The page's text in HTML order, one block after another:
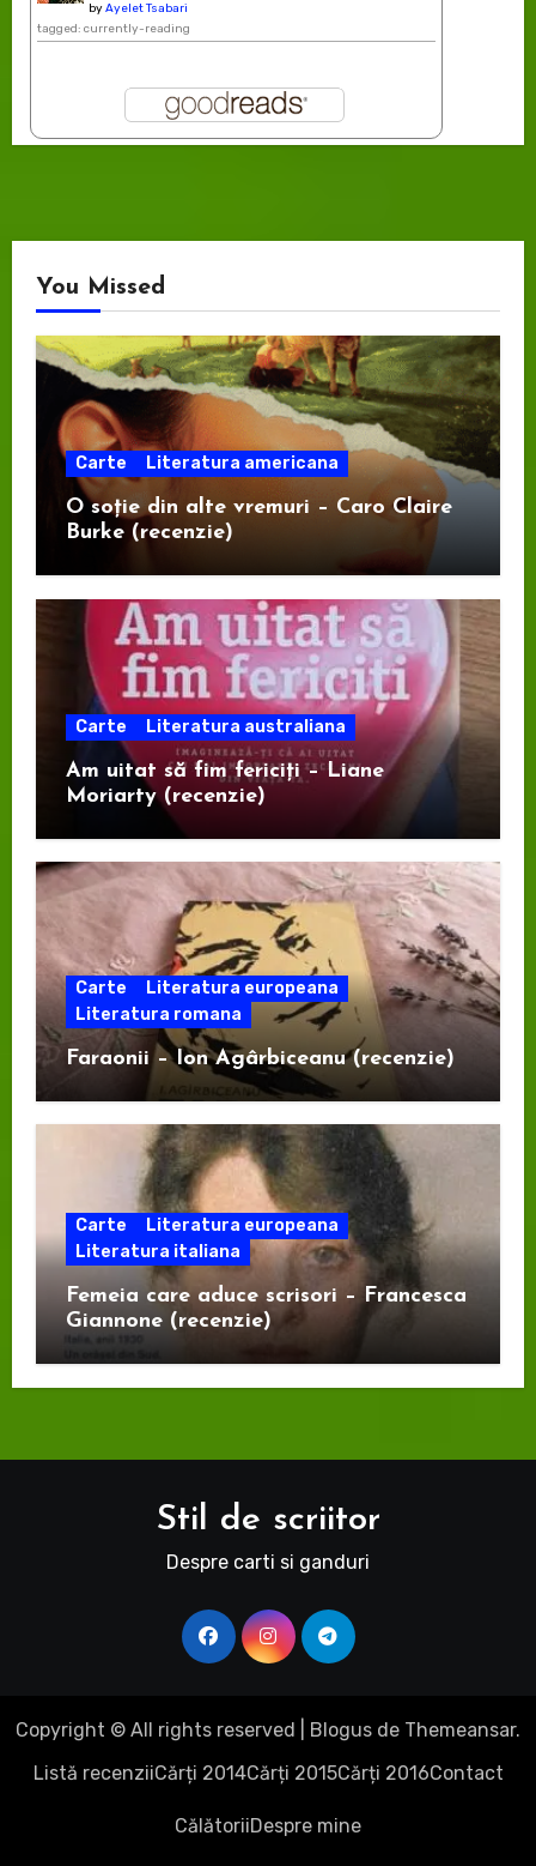
byAyelet Tsabari
tagged: currently-reading
You Missed
Carte Literatura americana
O soție din alte vremuri – Caro Claire
Burke (recenzie)
Carte Literatura australiana
Am uitat să fim fericiți – Liane
Moriarty (recenzie)
Carte
Literatura europeana
Literatura romana
Faraonii – Ion Agârbiceanu (recenzie)
Carte
Literatura europeana
Literatura italiana
Femeia care aduce scrisori – Francesca
Giannone (recenzie)
Stil de scriitor
Despre carti si ganduri
Copyright © All rights reserved Blogus de Themeansar.
Listă recenziiCărți 2014Cărți 2015Cărți 2016Contact
CălătoriiDespre mine